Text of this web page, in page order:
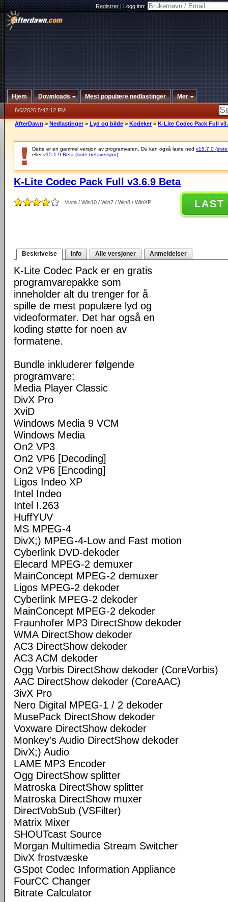
Registrer|Logg inn:
Hjem Downloads Mest populære nedlastinger Mer
8/6/2026 5:42:12 PM
AfterDawn > Nedlastinger > Lyd og bilde > Kodeker > K-Lite Codec Pack Full
Dette er en gammel versjon av programvaren. Du kan også laste ned v15.7.0
ellerv15.1.9 Beta (siste betaversjon)
K-Lite Codec Pack Full v3.6.9 Beta
Vista / Win10 / Win7 / Win8 / WinXP LAST
Beskrivelse Info Alle versjoner Anmeldelser
K-Lite Codec Pack er en gratis
programvarepakke som
inneholder alt du trenger for å
spille de mest populære lyd og
videoformater. Det har også en
koding støtte for noen av
formatene.
Bundle inkluderer følgende
programvare:
Media Player Classic
DivX Pro
XviD
Windows Media 9 VCM
Windows Media
On2 VP3
On2 VP6 [Decoding]
On2 VP6 [Encoding]
Ligos Indeo XP
Intel Indeo
Intel I.263
HuffYUV
MS MPEG-4
DivX;) MPEG-4-Low and Fast motion
Cyberlink DVD-dekoder
Elecard MPEG-2 demuxer
MainConcept MPEG-2 demuxer
Ligos MPEG-2 dekoder
Cyberlink MPEG-2 dekoder
MainConcept MPEG-2 dekoder
Fraunhofer MP3 DirectShow dekoder
WMA DirectShow dekoder
AC3 DirectShow dekoder
AC3 ACM dekoder
Ogg Vorbis DirectShow dekoder (CoreVorbis)
AAC DirectShow dekoder (CoreAAC)
3ivX Pro
Nero Digital MPEG-1 / 2 dekoder
MusePack DirectShow dekoder
Voxware DirectShow dekoder
Monkey's Audio DirectShow dekoder
DivX;) Audio
LAME MP3 Encoder
Ogg DirectShow splitter
Matroska DirectShow splitter
Matroska DirectShow muxer
DirectVobSub (VSFilter)
Matrix Mixer
SHOUTcast Source
Morgan Multimedia Stream Switcher
DivX frostvæske
GSpot Codec Information Appliance
FourCC Changer
Bitrate Calculator